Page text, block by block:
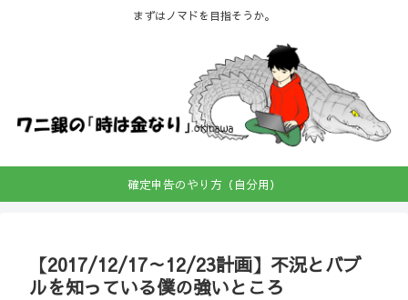
まずはノマドを目指そうか。
確定申告のやり方（自分用）
【2017/12/17～12/23計画】不況とバブ
ルを知っている僕の強いところ